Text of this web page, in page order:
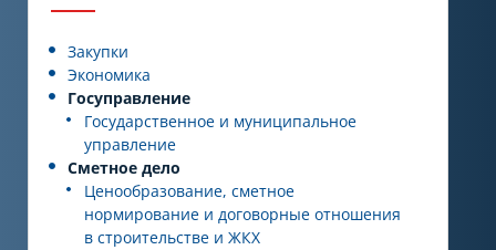
Закупки
Экономика
Госуправление
Государственное и муниципальное
управление
Сметное дело
Ценообразование, сметное
нормирование и договорные отношения
в строительстве и ЖКХ